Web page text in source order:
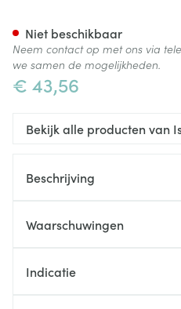
€ 43,56
Niet beschikbaar
Neem contact op met ons via
we samen de mogelijkheden.
Bekijk alle producten van
Beschrijving
Waarschuwingen
Indicatie